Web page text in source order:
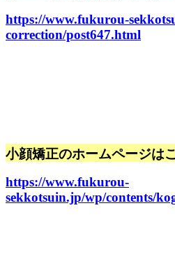
https://www.fukurou-
correction/post647.html
小顔矯正のホームページは
https://www.fukurou-
sekkotsuin.jp/wp/contents/